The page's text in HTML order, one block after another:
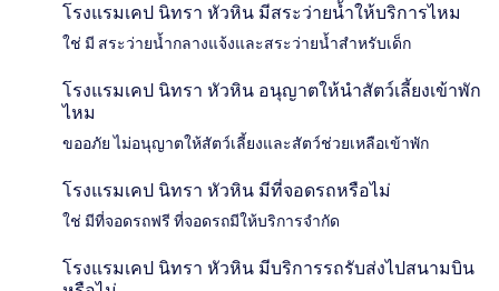
โรงแรมเคป นิทรา หัวหิน มีสระว่ายน้ำให้บริการไหม
ใช่ มี สระว่ายน้ำกลางแจ้งและสระว่ายน้ำสำหรับเด็ก
โรงแรมเคป นิทรา หัวหิน อนุญาตให้นำสัตว์เลี้ยงเข้าพัก
ไหม
ขออภัย ไม่อนุญาตให้สัตว์เลี้ยงและสัตว์ช่วยเหลือเข้าพัก
โรงแรมเคป นิทรา หัวหิน มีที่จอดรถหรือไม่
ใช่ มีที่จอดรถฟรี ที่จอดรถมีให้บริการจำกัด
โรงแรมเคป นิทรา หัวหิน มีบริการรถรับส่งไปสนามบิน